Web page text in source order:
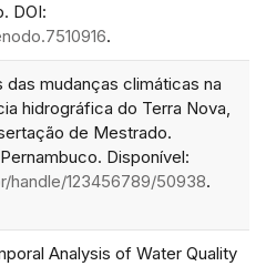
DOI:
.
das mudanças climáticas na
hidrográfica do Terra Nova,
de Mestrado.
Disponível:
123456789/50938.
Analysis of Water Quality